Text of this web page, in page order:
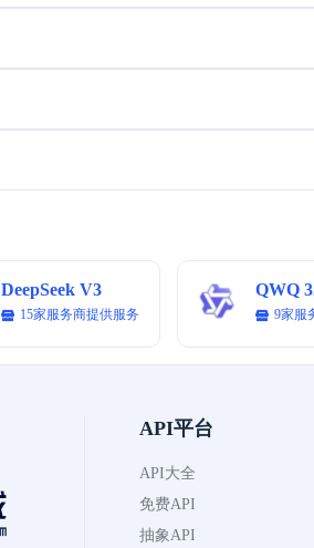
DeepSeek V3
15家服务商提供服务
QWQ
9家服
API平台
API大全
免费API
抽象API